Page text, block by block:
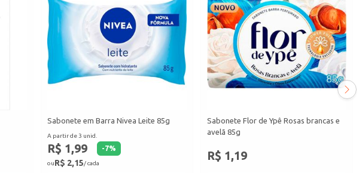
Sabonete em Barra Nivea Leite 85g
A partir de 3 unid.
R$ 1,99 -7%
ouR$ 2,15/ cada
Sabonete Flor de Ypê Rosas brancas e
avelã 85g
R$ 1,19